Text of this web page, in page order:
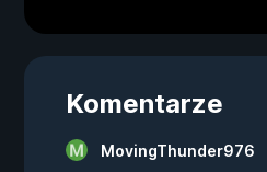
Komentarze
MovingThunder976